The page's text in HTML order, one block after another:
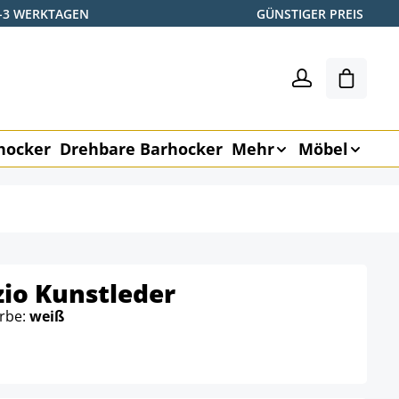
WERKTAGEN GÜNSTIGER PREIS
Drehbare Barhocker Mehr Möbel
Kunstleder
weiß